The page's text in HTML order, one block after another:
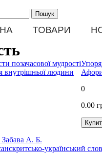
форма
ТОВАРИ
позачасової мудрості
внутрішньої людини
0
0.00
А. Б.
український